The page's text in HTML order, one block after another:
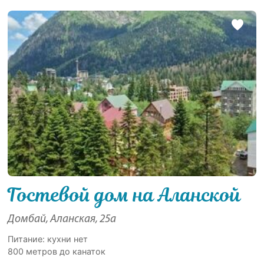
Гостевой дом на Аланской
Домбай, Аланская, 25а
Питание: кухни нет
800 метров до канаток